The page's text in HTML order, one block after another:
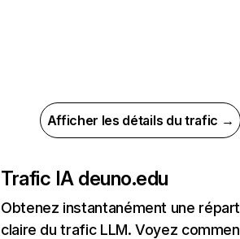
Afficher les détails du trafic →
Trafic IA deuno.edu
Obtenez instantanément une
claire du trafic LLM. Voyez